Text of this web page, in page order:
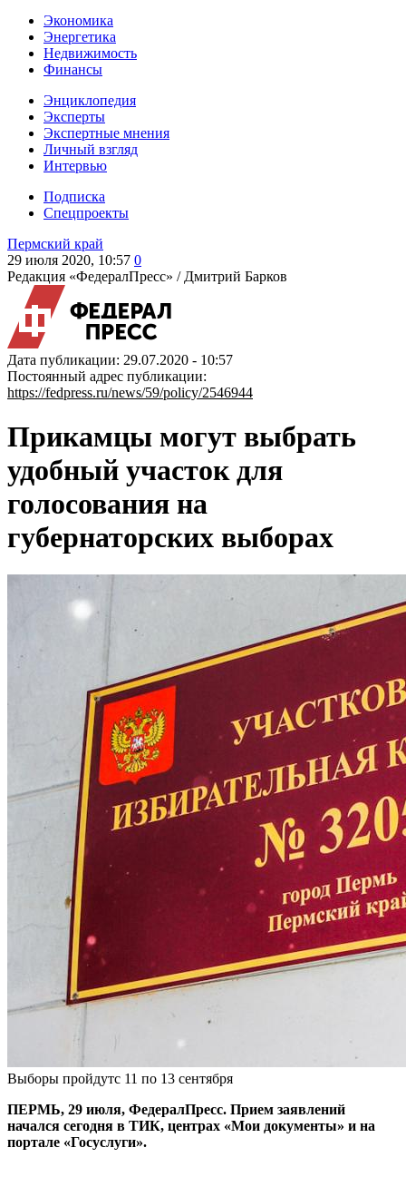
Экономика
Энергетика
Недвижимость
Финансы
Энциклопедия
Эксперты
Экспертные мнения
Личный взгляд
Интервью
Подписка
Спецпроекты
Пермский край
29 июля 2020, 10:57 0
Редакция «ФедералПресс» / Дмитрий Барков
Дата публикации: 29.07.2020 - 10:57
Постоянный адрес публикации:
https://fedpress.ru/news/59/policy/2546944
Прикамцы могут выбрать
удобный участок для
голосования на
губернаторских выборах
Выборы пройдутс 11 по 13 сентября
ПЕРМЬ, 29 июля, ФедералПресс. Прием заявлений
начался сегодня в ТИК, центрах «Мои документы» и на
портале «Госуслуги».